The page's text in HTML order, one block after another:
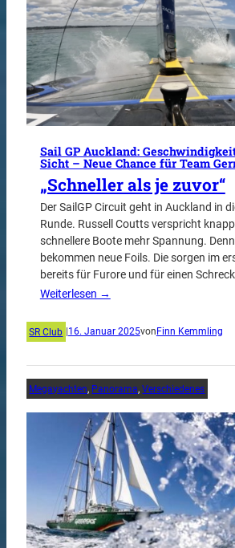
Sail GP Auckland:
Sicht – Neue Chance für Team
„Schneller als je zuvor“
Der SailGP Circuit geht in Auckland in
Runde. Russell Coutts verspricht
schnellere Boote mehr Spannung.
bekommen neue Foils. Die sorgen im
bereits für Furore und für einen
Weiterlesen →
SR Club 16. Januar 2025von Finn Kemmling
Megayachten, Panorama, Verschiedenes